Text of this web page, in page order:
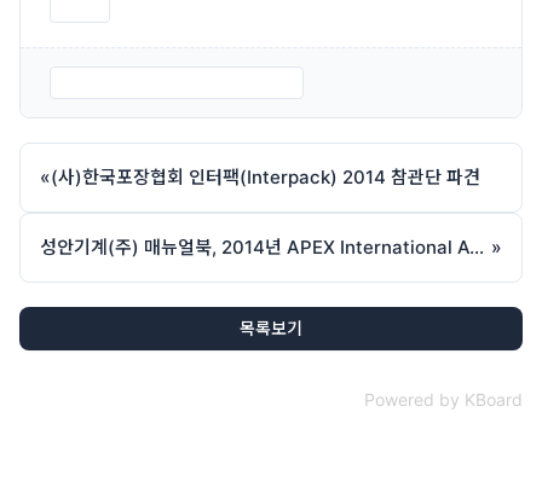
«(사)한국포장협회 인터팩(Interpack) 2014 참관단 파견
성안기계(주) 매뉴얼북, 2014년 APEX International Award 수상 »
목록보기
Powered by KBoard